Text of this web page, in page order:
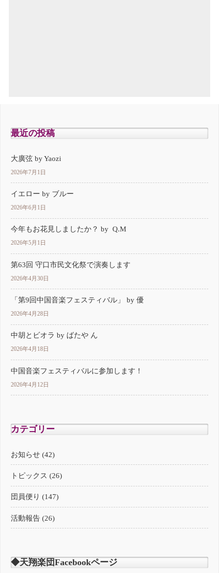
最近の投稿
大廣弦 by Yaozi
2026年7月1日
イエロー by ブルー
2026年6月1日
今年もお花見しましたか？ by Q.M
2026年5月1日
第63回 守口市民文化祭で演奏します
2026年4月30日
「第9回中国音楽フェスティバル」 by 優
2026年4月28日
中胡とビオラ by ばたや ん
2026年4月18日
中国音楽フェスティバルに参加します！
2026年4月12日
カテゴリー
お知らせ (42)
トピックス (26)
団員便り (147)
活動報告 (26)
◆天翔楽団Facebookページ